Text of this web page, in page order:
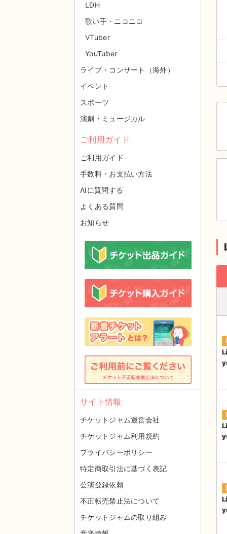
LDH
歌い手・ニコニコ
VTuber
YouTuber
ライブ・コンサート（海外）
イベント
スポーツ
演劇・ミュージカル
ご利用ガイド
ご利用ガイド
手数料・お支払い方法
AIに質問する
よくある質問
お知らせ
サイト情報
チケットジャム運営会社
チケットジャム利用規約
プライバシーポリシー
特定商取引法に基づく表記
公演登録依頼
不正転売禁止法について
チケットジャムの取り組み